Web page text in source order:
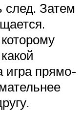
след. Затем
игра прямо-